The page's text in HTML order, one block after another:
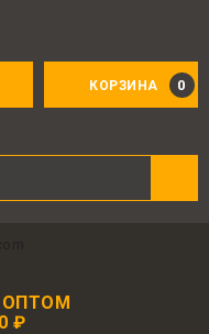
КОРЗИНА 0
ОПТОМ
₽
за 100 руб.
Бонусами